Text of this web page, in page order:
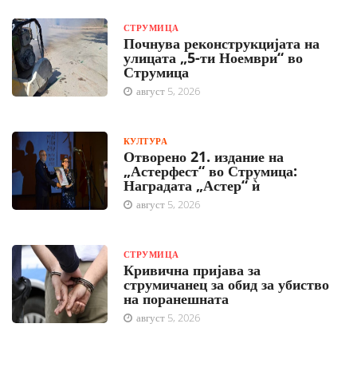
СТРУМИЦА
Почнува реконструкцијата на
улицата „5-ти Ноември“ во
Струмица
август 5, 2026
КУЛТУРА
Отворено 21. издание на
„Астерфест“ во Струмица:
Наградата „Астер“ ѝ
август 5, 2026
СТРУМИЦА
Кривична пријава за
струмичанец за обид за убиство
на поранешната
август 5, 2026